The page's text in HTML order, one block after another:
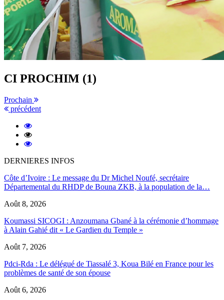
CI PROCHIM (1)
Prochain
précédent
DERNIERES INFOS
Côte d’Ivoire : Le message du Dr Michel Noufé, secrétaire
Départemental du RHDP de Bouna ZKB, à la population de la…
Août 8, 2026
Koumassi SICOGI : Anzoumana Gbané à la cérémonie d’hommage
à Alain Gahié dit « Le Gardien du Temple »
Août 7, 2026
Pdci-Rda : Le délégué de Tiassalé 3, Koua Bilé en France pour les
problèmes de santé de son épouse
Août 6, 2026